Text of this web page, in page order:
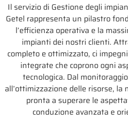
Il servizio di Gestione degli
Getel rappresenta un pilastro
l’efficienza operativa e la
impianti dei nostri clienti.
completo e ottimizzato, ci
integrate che coprono ogni
tecnologica. Dal
all’ottimizzazione delle risorse, la
pronta a superare le
conduzione avanzata e